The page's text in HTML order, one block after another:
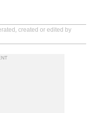
created or edited by